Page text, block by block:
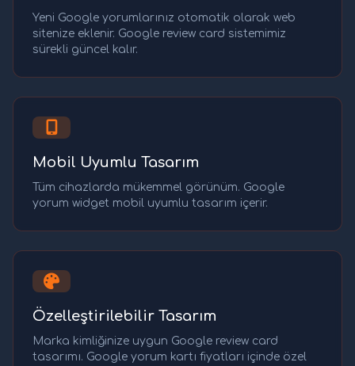
Yeni Google yorumlarınız otomatik olarak web
sitenize eklenir. Google review card sistemimiz
sürekli güncel kalır.
Mobil Uyumlu Tasarım
Tüm cihazlarda mükemmel görünüm. Google
yorum widget mobil uyumlu tasarım içerir.
Özelleştirilebilir Tasarım
Marka kimliğinize uygun Google review card
tasarımı. Google yorum kartı fiyatları içinde özel